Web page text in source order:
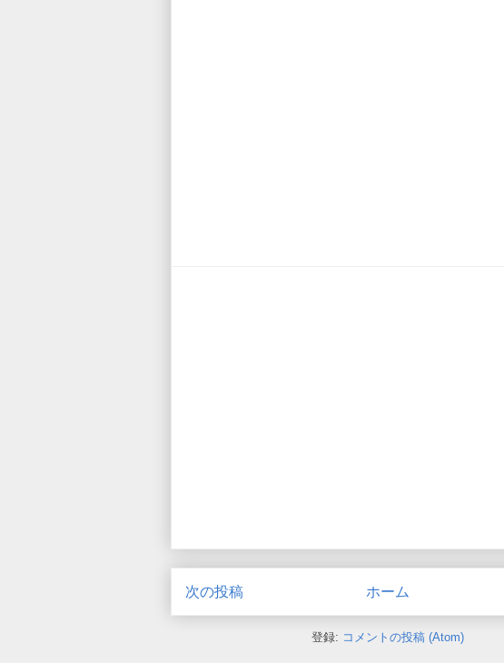
次の投稿 ホーム
登録: コメントの投稿 (Atom)